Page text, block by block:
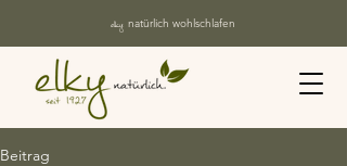
elky natürlich wohlschlafen
Beitrag